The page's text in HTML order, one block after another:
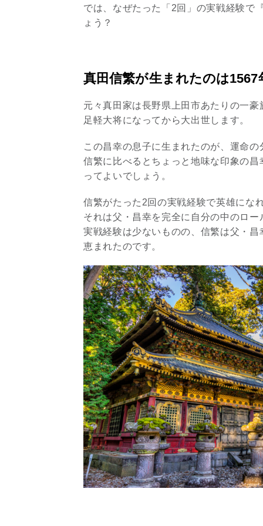
では、なぜたった「2回」の実戦経験で
ょう？
真田信繁が生まれたのは
元々真田家は長野県上田市あたりの一
足軽大将になってから大出世します。
この昌幸の息子に生まれたのが、運命の
信繁に比べるとちょっと地味な印象の
ってよいでしょう。
信繁がたった2回の実戦経験で英雄にな
それは父・昌幸を完全に自分の中のロ
実戦経験は少ないものの、信繁は父・
恵まれたのです。